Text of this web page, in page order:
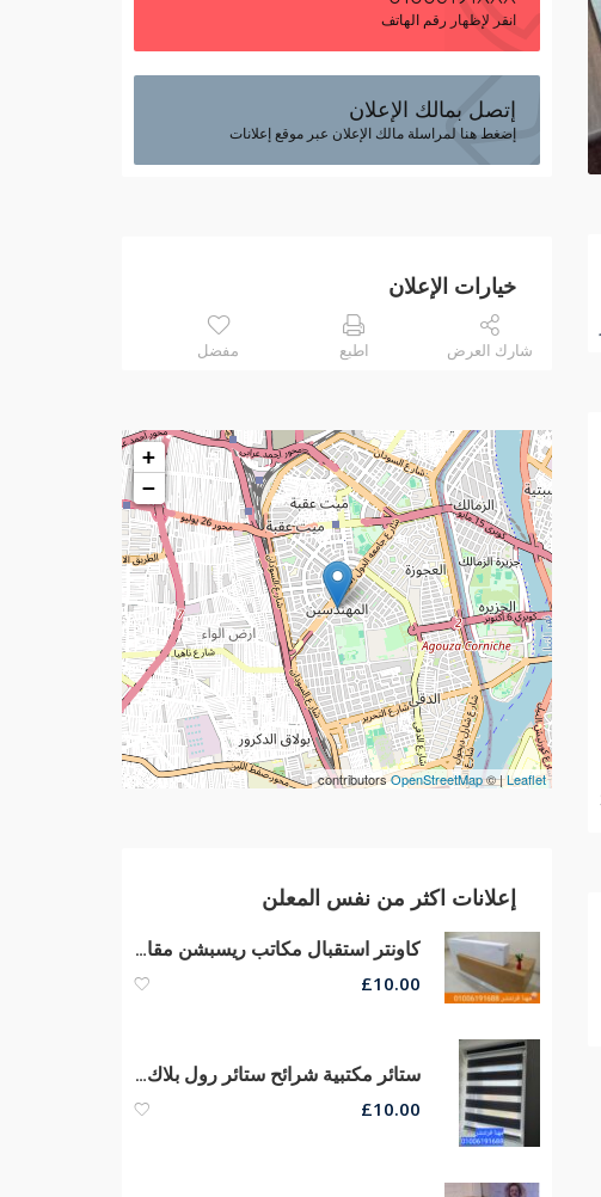
انقر لإظهار رقم الهاتف
إتصل بمالك الإعلان
إضغط هنا لمراسلة مالك الإعلان عبر موقع إعلانات
خيارات الإعلان
شارك العرض اطبع مفضل
+
−
Leaflet
| ©
OpenStreetMap
contributors
إعلانات اكثر من نفس المعلن
كاونتر استقبال مكاتب ريسبشن مقاسات كبيره وصغيره الحجم من مهنا فرنتشر
£10.00
ستائر مكتبية شرائح ستائر رول بلاك أوت ستائر صن سكرين الوان وخامات ممتازة
£10.00